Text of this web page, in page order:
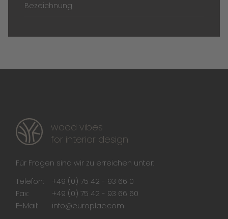
Bezeichnung
wood vibes
for interior design
Für Fragen sind wir zu erreichen unter:
Telefon:
+49 (0) 75 42 - 93 66 0
Fax:
+49 (0) 75 42 - 93 66 60
E-Mail:
info@europlac.com